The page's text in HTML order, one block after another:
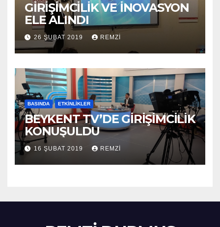
GİRİŞİMCİLİK VE İNOVASYON
ELE ALINDI
26 ŞUBAT 2019 REMZI
BASINDA ETKINLIKLER
BEYKENT TV’DE GİRİŞİMCİLİK
KONUŞULDU
16 ŞUBAT 2019 REMZI